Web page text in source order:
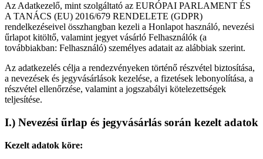
Az Adatkezelő, mint szolgáltató az EURÓPAI PARLAMENT ÉS
A TANÁCS (EU) 2016/679 RENDELETE (GDPR)
rendelkezéseivel összhangban kezeli a Honlapot használó, nevezési
űrlapot kitöltő, valamint jegyet vásárló Felhasználók (a
továbbiakban: Felhasználó) személyes adatait az alábbiak szerint.
Az adatkezelés célja a rendezvényeken történő részvétel biztosítása,
a nevezések és jegyvásárlások kezelése, a fizetések lebonyolítása, a
részvétel ellenőrzése, valamint a jogszabályi kötelezettségek
teljesítése.
I.) Nevezési űrlap és jegyvásárlás során kezelt adatok
Kezelt adatok köre: